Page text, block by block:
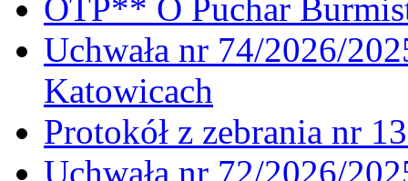
OTP** O Puchar
Uchwała nr 74/2026/
Katowicach
Protokół z zebrania nr
Uchwała nr 72/2026/